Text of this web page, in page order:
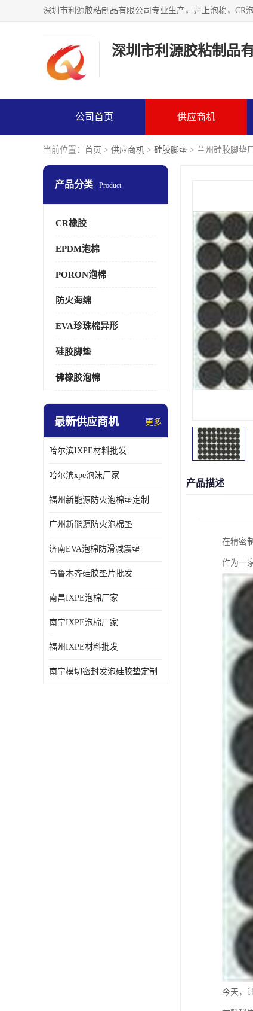
深圳市利源胶粘制品
公司首页 供应商机
当前位置： 首页 > 供应商机 > 硅胶脚垫 > 兰州硅胶脚垫
产品分类 Product
CR橡胶
EPDM泡棉
PORON泡棉
防火海绵
EVA珍珠棉异形
硅胶脚垫
佛橡胶泡棉
最新供应商机 更多
哈尔滨IXPE材料批发
哈尔滨xpe泡沫厂家
福州新能源防火泡棉垫定制
广州新能源防火泡棉垫
济南EVA泡棉防滑减震垫
乌鲁木齐硅胶垫片批发
南昌IXPE泡棉厂家
南宁IXPE泡棉厂家
福州IXPE材料批发
南宁模切密封发泡硅胶垫定制
产品描述
在精密
作为一
今天，